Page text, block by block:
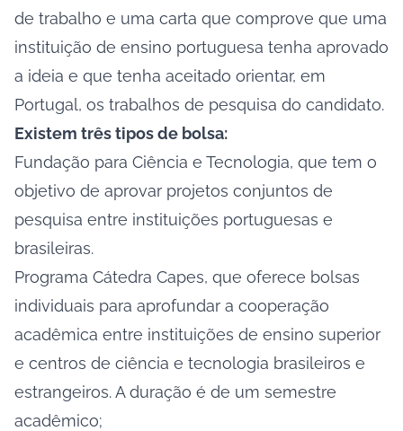
de trabalho e uma carta que comprove que uma
instituição de ensino portuguesa tenha aprovado
a ideia e que tenha aceitado orientar, em
Portugal, os trabalhos de pesquisa do candidato.
Existem três tipos de bolsa:
Fundação para Ciência e Tecnologia, que tem o
objetivo de aprovar projetos conjuntos de
pesquisa entre instituições portuguesas e
brasileiras.
Programa Cátedra Capes, que oferece bolsas
individuais para aprofundar a cooperação
acadêmica entre instituições de ensino superior
e centros de ciência e tecnologia brasileiros e
estrangeiros. A duração é de um semestre
acadêmico;